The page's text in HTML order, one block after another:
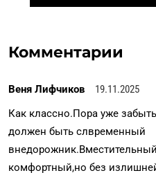
Комментарии
Веня Лифчиков
19.11.2025
Как классно.Пора уже
должен быть слвременный
комфортный,но без